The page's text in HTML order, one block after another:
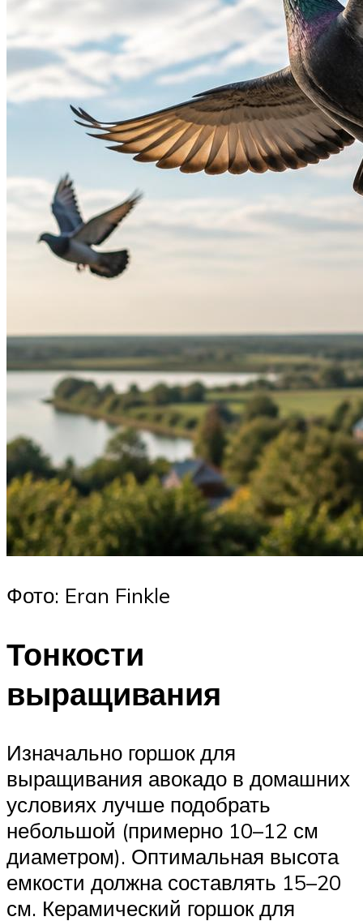
Фото: Eran Finkle
Тонкости
выращивания
Изначально горшок для
выращивания авокадо в домашних
условиях лучше подобрать
небольшой (примерно 10–12 см
диаметром). Оптимальная высота
емкости должна составлять 15–20
см. Керамический горшок для